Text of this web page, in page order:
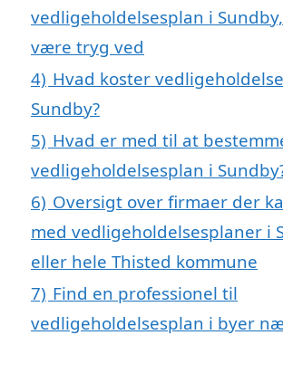
vedligeholdelsesplan i
være tryg ved
4) Hvad koster
Sundby?
5) Hvad er med til at
vedligeholdelsesplan i
6) Oversigt over firmaer der
med vedligeholdelsesplaner i
eller hele Thisted kommune
7) Find en professionel til
vedligeholdelsesplan i byer